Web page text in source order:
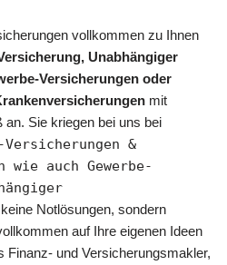
vollkommen zu Ihnen
Unabhängiger
Versicherungen oder
mit
Sie kriegen bei uns bei
&
wie auch Gewerbe-
keine Notlösungen, sondern
auf Ihre eigenen Ideen
Finanz- und Versicherungsmakler,